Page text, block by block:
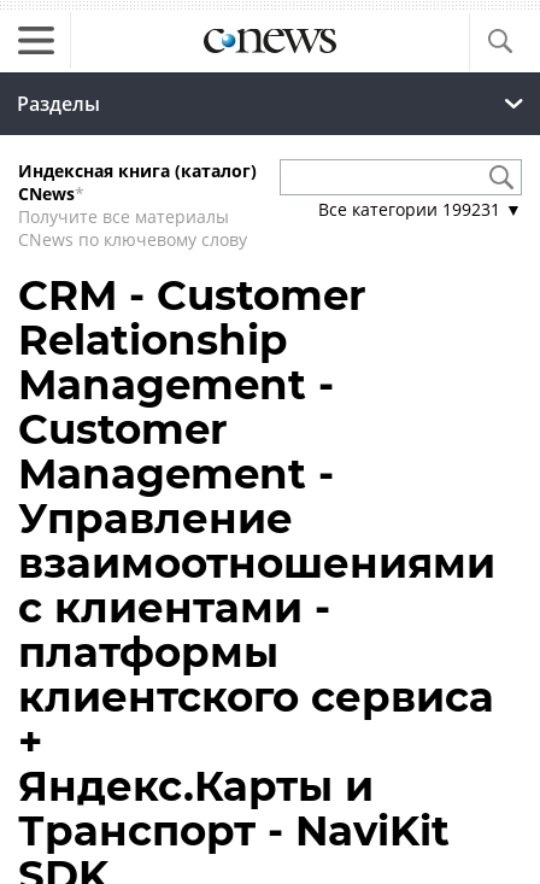
Разделы
Индексная книга (каталог)
CNews*
Получите все материалы
CNews по ключевому слову
Все категории 199231 ▼
CRM - Customer
Relationship
Management -
Customer
Management -
Управление
взаимоотношениями
с клиентами -
платформы
клиентского сервиса
+
Яндекс.Карты и
Транспорт - NaviKit